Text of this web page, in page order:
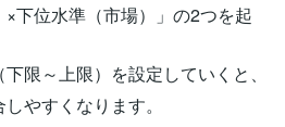
下位水準（市場）」の2つを起
限～上限）を設定していくと、
やすくなります。